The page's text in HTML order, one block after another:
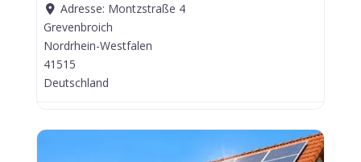
Adresse: Montzstraße 4
Grevenbroich
Nordrhein-Westfalen
41515
Deutschland